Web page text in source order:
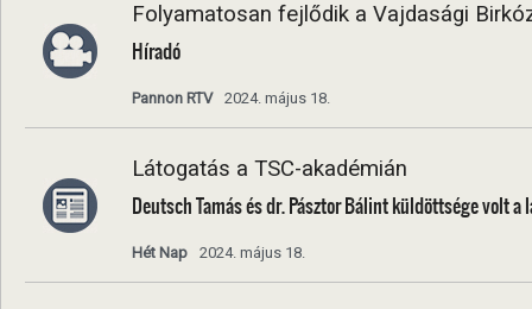
Folyamatosan fejlődik a Vajdasági
Híradó
Pannon RTV 2024. május 18.
Látogatás a TSC-akadémián
Deutsch Tamás és dr. Pásztor Bálint küldöttsége volt a
Hét Nap 2024. május 18.